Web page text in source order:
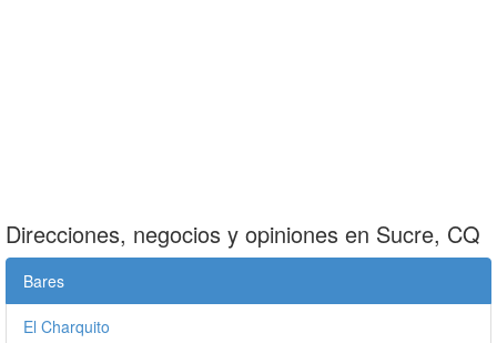
Direcciones, negocios y opiniones en Sucre, CQ
Bares
El Charquito